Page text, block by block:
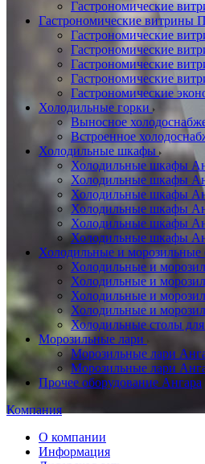
Гастрономические
Гастрономические витрины
Гастрономические
Гастрономические
Гастрономические
Гастрономические
Гастрономические
Холодильные горки
Выносное
Встроенное
Холодильные шкафы
Холодильные шкафы
Холодильные шкафы
Холодильные шкафы
Холодильные шкафы
Холодильные шкафы
Холодильные шкафы
Холодильные и
Холодильные и
Холодильные и
Холодильные и
Холодильные и
Холодильные столы для
Морозильные лари
Морозильные лари
Морозильные лари
Прочее оборудование Ангара
Компания
О компании
Информация